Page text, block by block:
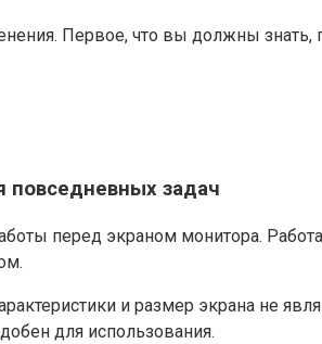
Первое, что вы должны
задач
перед экраном монитора.
и размер экрана не
для использования.